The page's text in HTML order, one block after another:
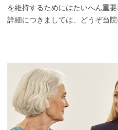
を維持するためにはたいへん重要
詳細につきましては、どうぞ当院